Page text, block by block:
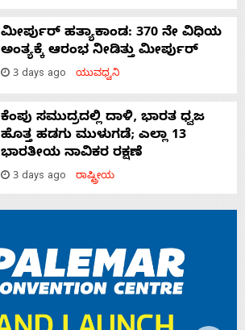
ಮೀರ್ಪುರ್ ಹತ್ಯಾಕಾಂಡ: 370 ನೇ ವಿಧಿಯ
ಅಂತ್ಯಕ್ಕೆ ಆರಂಭ ನೀಡಿತ್ತು ಮೀರ್ಪುರ್
3 days ago ಯುವಧ್ವನಿ
ಕೆಂಪು ಸಮುದ್ರದಲ್ಲಿ ದಾಳಿ, ಭಾರತ ಧ್ವಜ
ಹೊತ್ತ ಹಡಗು ಮುಳುಗಡೆ; ಎಲ್ಲಾ 13
ಭಾರತೀಯ ನಾವಿಕರ ರಕ್ಷಣೆ
3 days ago ರಾಷ್ಟ್ರೀಯ